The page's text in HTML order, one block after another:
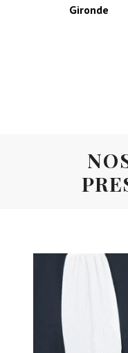
avocat
violences